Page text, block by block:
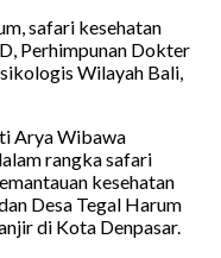
safari kesehatan
Perhimpunan Dokter
Wilayah Bali,
Arya Wibawa
rangka safari
kesehatan
Desa Tegal Harum
di Kota Denpasar.